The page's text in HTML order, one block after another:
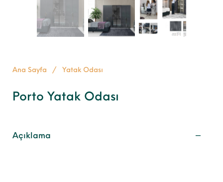
Ana Sayfa / Yatak Odası
Porto Yatak Odası
Açıklama